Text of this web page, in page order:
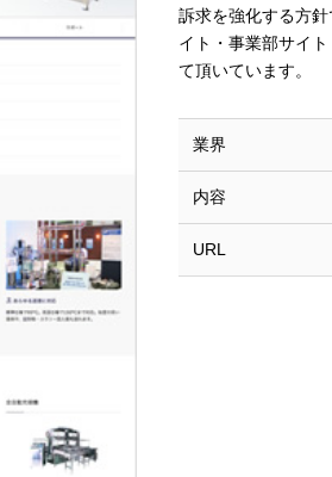
訴求を強化する方
イト・事業部サイ
て頂いています。
業界
内容
URL